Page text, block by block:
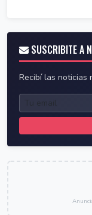
SUSCRIBITE A
Recibí las noticias